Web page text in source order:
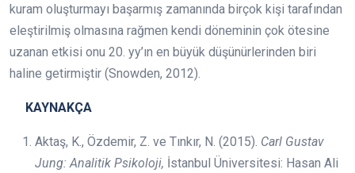
kuram oluşturmayı başarmış zamanında birçok kişi tarafından
eleştirilmiş olmasına rağmen kendi döneminin çok ötesine
uzanan etkisi onu 20. yy’ın en büyük düşünürlerinden biri
haline getirmiştir (Snowden, 2012).
KAYNAKÇA
Aktaş, K., Özdemir, Z. ve Tınkır, N. (2015). Carl Gustav
Jung: Analitik Psikoloji, İstanbul Üniversitesi: Hasan Ali